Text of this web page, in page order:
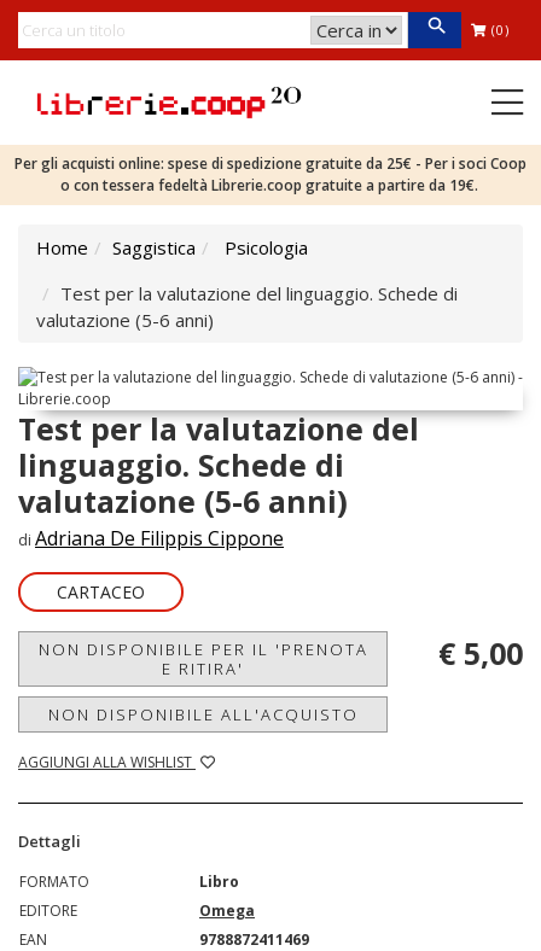
(0)
Per gli acquisti online: spese di spedizione gratuite da 25€ - Per i soci Coop
o con tessera fedeltà Librerie.coop gratuite a partire da 19€.
Home Saggistica
Psicologia
Test per la valutazione del linguaggio. Schede di
valutazione (5-6 anni)
Test per la valutazione del
linguaggio. Schede di
valutazione (5-6 anni)
di Adriana De Filippis Cippone
CARTACEO
NON DISPONIBILE PER IL 'PRENOTA
E RITIRA'
NON DISPONIBILE ALL'ACQUISTO
AGGIUNGI ALLA WISHLIST
€ 5,00
Dettagli
FORMATO
Libro
EDITORE
Omega
EAN
9788872411469